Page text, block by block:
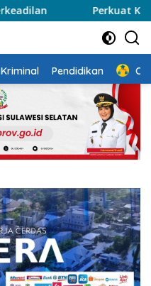
Perkuat Ketahanan
Kriminal Pendidikan